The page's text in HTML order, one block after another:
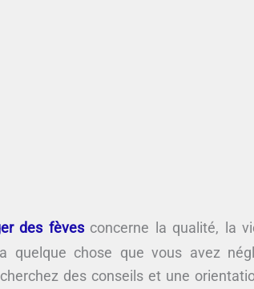
des fèvesconcerne la qualité, la
quelque chose que vous avez
des conseils et une